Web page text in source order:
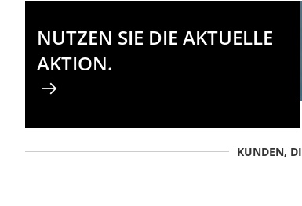
NUTZEN SIE DIE AKTUELLE
AKTION.
KUNDEN,